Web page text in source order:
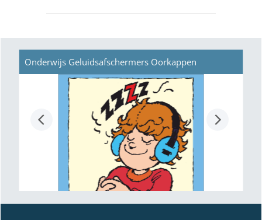
Onderwijs Geluidsafschermers Oorkappen